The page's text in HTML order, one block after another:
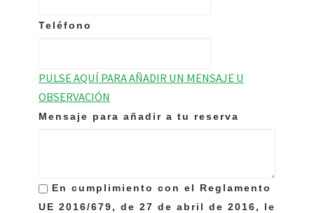
Teléfono
PULSE AQUÍ PARA AÑADIR UN MENSAJE U
OBSERVACIÓN
Mensaje para añadir a tu reserva
UE 2016/679, de 27 de abril de 2016, le